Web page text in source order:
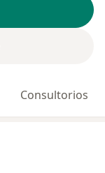
Consultorios